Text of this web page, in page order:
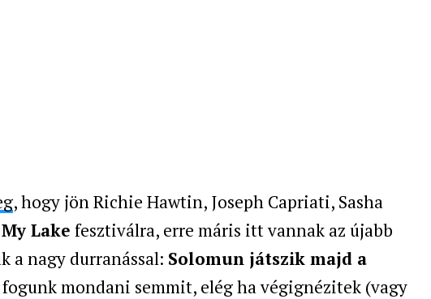
, hogy jön Richie Hawtin, Joseph Capriati, Sasha
Lake fesztiválra, erre máris itt vannak az újabb
a nagy durranással: Solomun játszik majd a
fogunk mondani semmit, elég ha végignézitek (vagy